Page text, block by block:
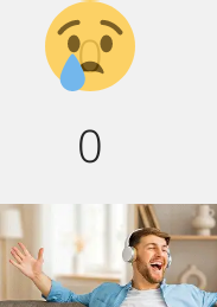
0
Грусть :(
0